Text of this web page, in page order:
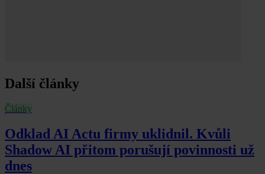
Další články
Články
Odklad AI Actu firmy uklidnil. Kvůli
Shadow AI přitom porušují povinnosti už
dnes